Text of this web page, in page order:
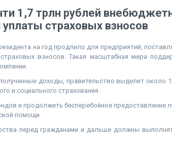
1,7 трлн рублей
страховых взносов
на год продлило для предприятий,
взносов. Такая масштабная мера
доходы, правительство выделит около
и социального страхования.
и продолжить бесперебойное предоставление
помощи.
перед гражданами и дальше должны